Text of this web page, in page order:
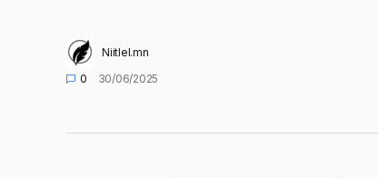
Niitlel.mn
0
30/06/2025